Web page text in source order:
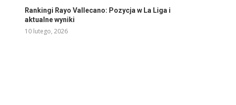
Rankingi Rayo Vallecano: Pozycja w La Liga i
aktualne wyniki
10 lutego, 2026